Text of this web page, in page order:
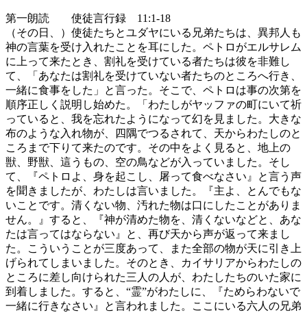
第一朗読 使徒言行録 11:1-18
（その日、）使徒たちとユダヤにいる兄弟たちは、異邦人も
神の言葉を受け入れたことを耳にした。ペトロがエルサレム
に上って来たとき、割礼を受けている者たちは彼を非難し
て、「あなたは割礼を受けていない者たちのところへ行き、
一緒に食事をした」と言った。そこで、ペトロは事の次第を
順序正しく説明し始めた。「わたしがヤッファの町にいて祈
っていると、我を忘れたようになって幻を見ました。大きな
布のような入れ物が、四隅でつるされて、天からわたしのと
ころまで下りて来たのです。その中をよく見ると、地上の
獣、野獣、這うもの、空の鳥などが入っていました。そし
て、『ペトロよ、身を起こし、屠って食べなさい』と言う声
を聞きましたが、わたしは言いました。『主よ、とんでもな
いことです。清くない物、汚れた物は口にしたことがありま
せん。』すると、『神が清めた物を、清くないなどと、あな
たは言ってはならない』と、再び天から声が返って来まし
た。こういうことが三度あって、また全部の物が天に引き上
げられてしまいました。そのとき、カイサリアからわたしの
ところに差し向けられた三人の人が、わたしたちのいた家に
到着しました。すると、“霊”がわたしに、『ためらわないで
一緒に行きなさい』と言われました。ここにいる六人の兄弟